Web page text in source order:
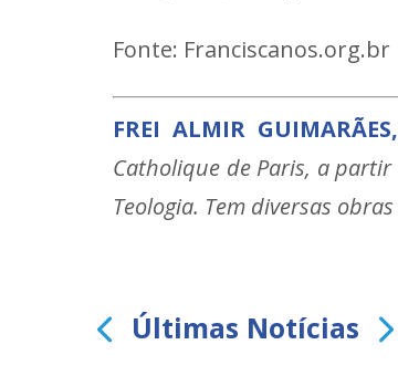
Fonte: Franciscanos.org.br
FREI ALMIR
Catholique de Paris, a
Teologia. Tem diversas
Últimas Notícias